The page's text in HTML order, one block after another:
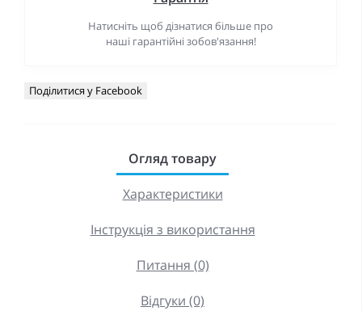
Натисніть щоб дізнатися більше про
наші гарантійні зобов'язання!
Поділитися у Facebook
Огляд товару
Характеристики
Інструкція з використання
Питання (0)
Відгуки (0)